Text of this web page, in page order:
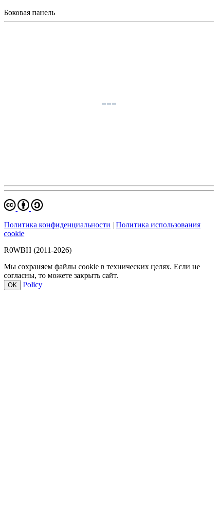
Боковая панель
Политика конфиденциальности | Политика использования
cookie
R0WBH (2011-2026)
Мы сохраняем файлы cookie в технических целях. Если не
согласны, то можете закрыть сайт.
OK Policy